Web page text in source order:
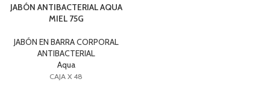
JABÓN ANTIBACTERIAL AQUA
MIEL 75G
JABÓN EN BARRA CORPORAL
ANTIBACTERIAL
Aqua
CAJA X 48